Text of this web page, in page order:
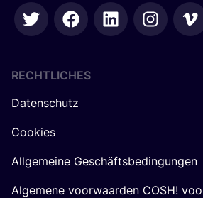
RECHTLICHES
Datenschutz
Cookies
Allgemeine Geschäftsbedingungen
Algemene voorwaarden COSH!